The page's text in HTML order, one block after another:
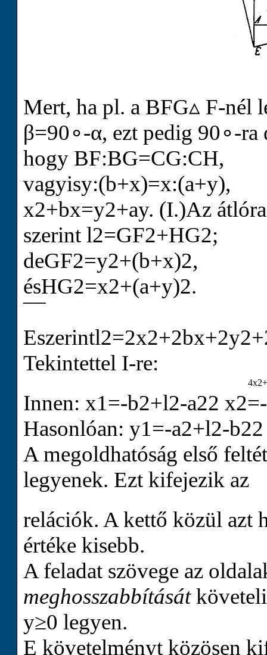
Mert, ha pl. a BFG▵ F-nél
β=90∘-α, ezt pedig 90∘-ra
hogy BF:BG=CG:CH,
vagyisy:(b+x)=x:(a+y),
x2+bx=y2+ay. (I.)Az
szerint l2=GF2+HG2;
deGF2=y2+(b+x)2,
ésHG2=x2+(a+y)2.
¯¯
Eszerintl2=2x2+2bx+2y2
Tekintettel I-re:
4x2+
Innen: x1=-b2+l2-a22 x2=-
Hasonlóan: y1=-a2+l2-b22
A megoldhatóság első
legyenek. Ezt kifejezik az
relációk. A kettő közül azt
értéke kisebb.
A feladat szövege az
meghosszabbítását
y≥0 legyen.
E követelményt közösen